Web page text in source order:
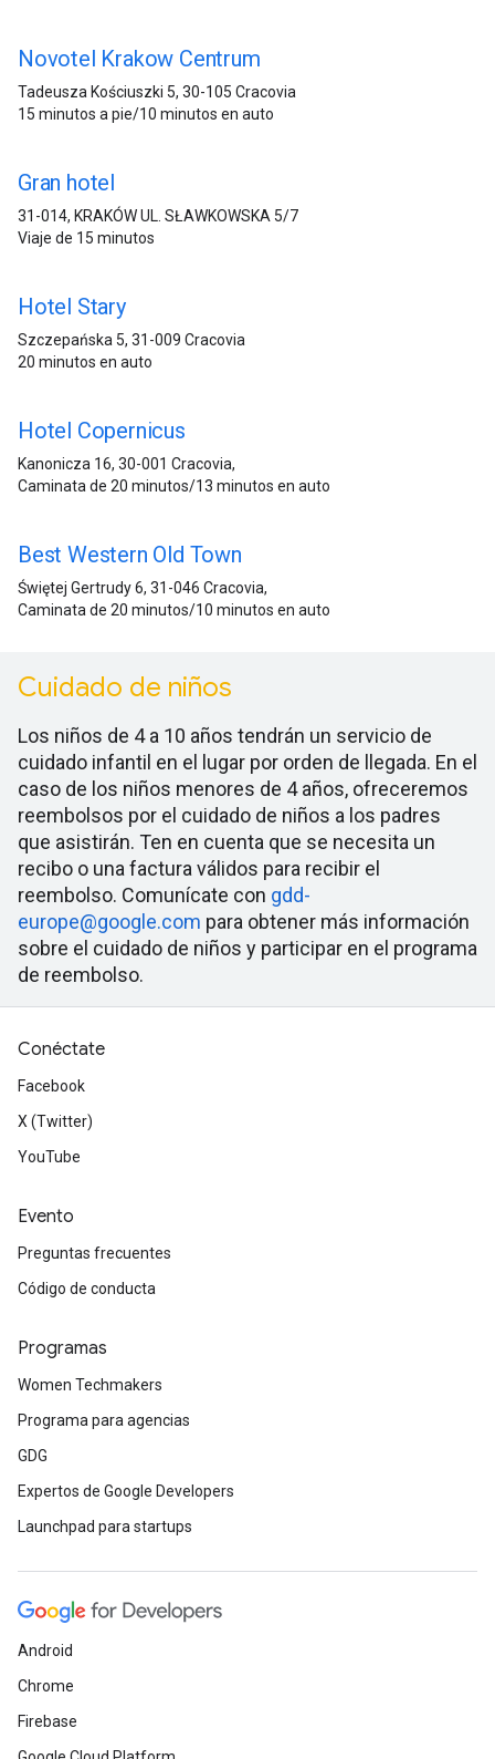
Novotel Krakow Centrum
Tadeusza Kościuszki 5, 30-105 Cracovia
15 minutos a pie/10 minutos en auto
Gran hotel
31-014, KRAKÓW UL. SŁAWKOWSKA 5/7
Viaje de 15 minutos
Hotel Stary
Szczepańska 5, 31-009 Cracovia
20 minutos en auto
Hotel Copernicus
Kanonicza 16, 30-001 Cracovia,
Caminata de 20 minutos/13 minutos en auto
Best Western Old Town
Świętej Gertrudy 6, 31-046 Cracovia,
Caminata de 20 minutos/10 minutos en auto
Cuidado de niños
Los niños de 4 a 10 años tendrán un servicio de
cuidado infantil en el lugar por orden de llegada. En el
caso de los niños menores de 4 años, ofreceremos
reembolsos por el cuidado de niños a los padres
que asistirán. Ten en cuenta que se necesita un
recibo o una factura válidos para recibir el
reembolso. Comunícate con gdd-
europe@google.com para obtener más información
sobre el cuidado de niños y participar en el programa
de reembolso.
Conéctate
Facebook
X (Twitter)
YouTube
Evento
Preguntas frecuentes
Código de conducta
Programas
Women Techmakers
Programa para agencias
GDG
Expertos de Google Developers
Launchpad para startups
Android
Chrome
Firebase